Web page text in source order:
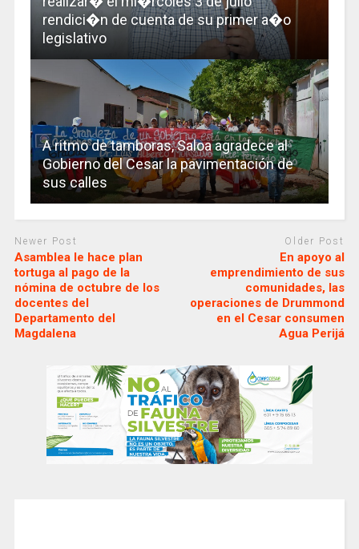
rendici�n de cuenta de su primer a�o
legislativo
A ritmo de tamboras, Saloa agradece al
Gobierno del Cesar la pavimentación de
sus calles
Newer Post
Asamblea le hace plan
tortuga al pago de la
nómina de octubre de los
docentes del
Departamento del
Magdalena
Older Post
En apoyo al
emprendimiento de sus
comunidades, las
operaciones de Drummond
en el Cesar consumen
Agua Perijá